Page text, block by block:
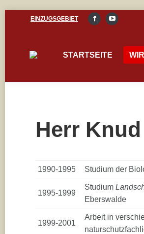
EINZUGSGEBIET
Facebook
opens
YouTube
opens
STARTSEITE WIR
Herr
1990-1995 Studium der
1995-1999
Studium
Eberswalde
1999-2001
Arbeit in